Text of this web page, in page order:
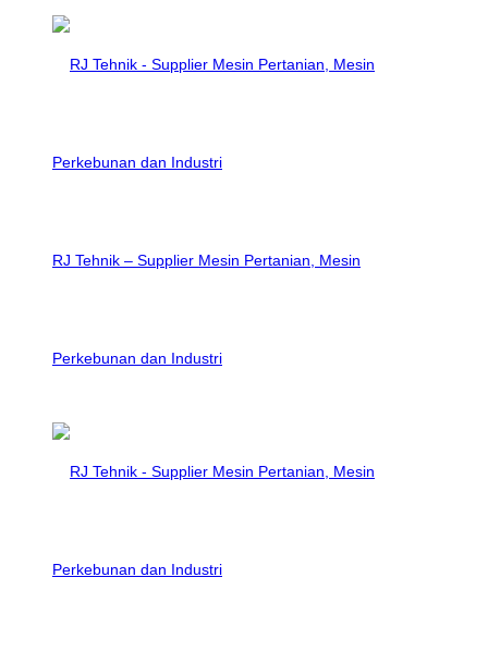
RJ Tehnik – Supplier Mesin Pertanian, Mesin
Perkebunan dan Industri